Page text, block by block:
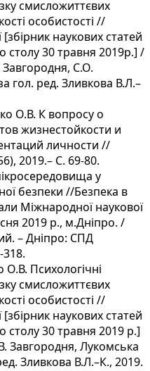
смисложиттєвих
особистості //
[збірник наукових статей
столу 30 травня 2019р.] /
С.О.
гол. ред. Зливкова В.Л.–
О.В. К вопросу о
жизнестойкости и
личности //
2019.– С. 69-80.
у
безпеки //Безпека в
Міжнародної наукової
2019 р., м.Дніпро. /
– Дніпро: СПД
318.
О.В. Психологічні
смисложиттєвих
особистості //
[збірник наукових статей
столу 30 травня 2019 р.]
Завгородня, Лукомська
Зливкова В.Л.–К., 2019.